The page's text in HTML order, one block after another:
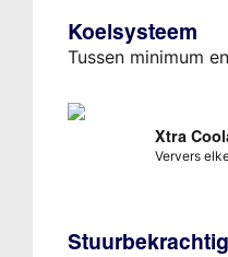
Koelsysteem
Tussen minimum
Xtra
Ververs